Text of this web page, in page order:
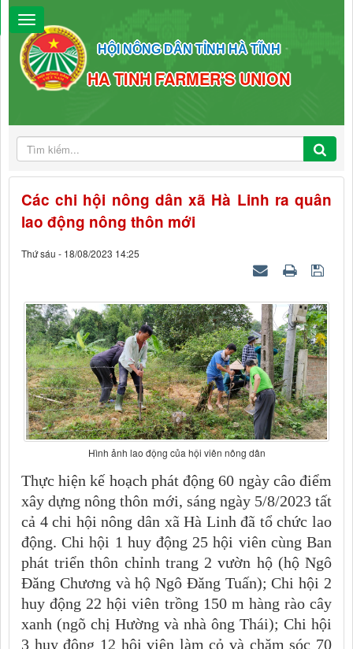
HỘI NÔNG DÂN TỈNH HÀ TĨNH
HA TINH FARMER'S UNION
Các chi hội nông dân xã Hà Linh ra quân
lao động nông thôn mới
Thứ sáu - 18/08/2023 14:25
Hình ảnh lao động của hội viên nông dân
Thực hiện kế hoạch phát động 60 ngày câo điểm
xây dựng nông thôn mới, sáng ngày 5/8/2023 tất
cả 4 chi hội nông dân xã Hà Linh đã tổ chức lao
động. Chi hội 1 huy động 25 hội viên cùng Ban
phát triển thôn chỉnh trang 2 vườn hộ (hộ Ngô
Đăng Chương và hộ Ngô Đăng Tuấn); Chi hội 2
huy động 22 hội viên trồng 150 m hàng rào cây
xanh (ngõ chị Hường và nhà ông Thái); Chi hội
3 huy động 12 hội viên làm cỏ và chăm sóc 70